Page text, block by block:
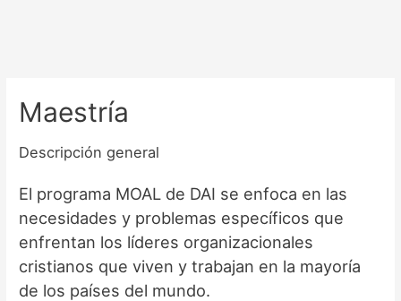
Maestría
Descripción general
El programa MOAL de DAI se enfoca en las
necesidades y problemas específicos que
enfrentan los líderes organizacionales
cristianos que viven y trabajan en la mayoría
de los países del mundo.